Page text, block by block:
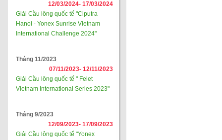
12/03/2024- 17/03/2024
Giải Cầu lông quốc tế "Ciputra
Hanoi - Yonex Sunrise Vietnam
International Challenge 2024"
Tháng 11/2023
07/11/2023- 12/11/2023
Giải Cầu lông quốc tế " Felet
Vietnam International Series 2023"
Tháng 9/2023
12/09/2023- 17/09/2023
Giải Cầu lông quốc tế "Yonex